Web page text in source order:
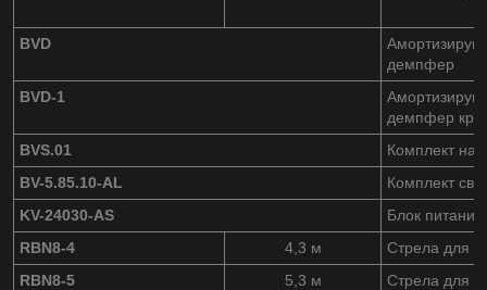
BVD
демпфер
BVD-1
демпфер
BVS.01
Комплект
BV-5.85.10-AL
Комплект
KV-24030-AS
Блок
RBN8-4
4,3 м
Стрела для
RBN8-5
5,3 м
Стрела для